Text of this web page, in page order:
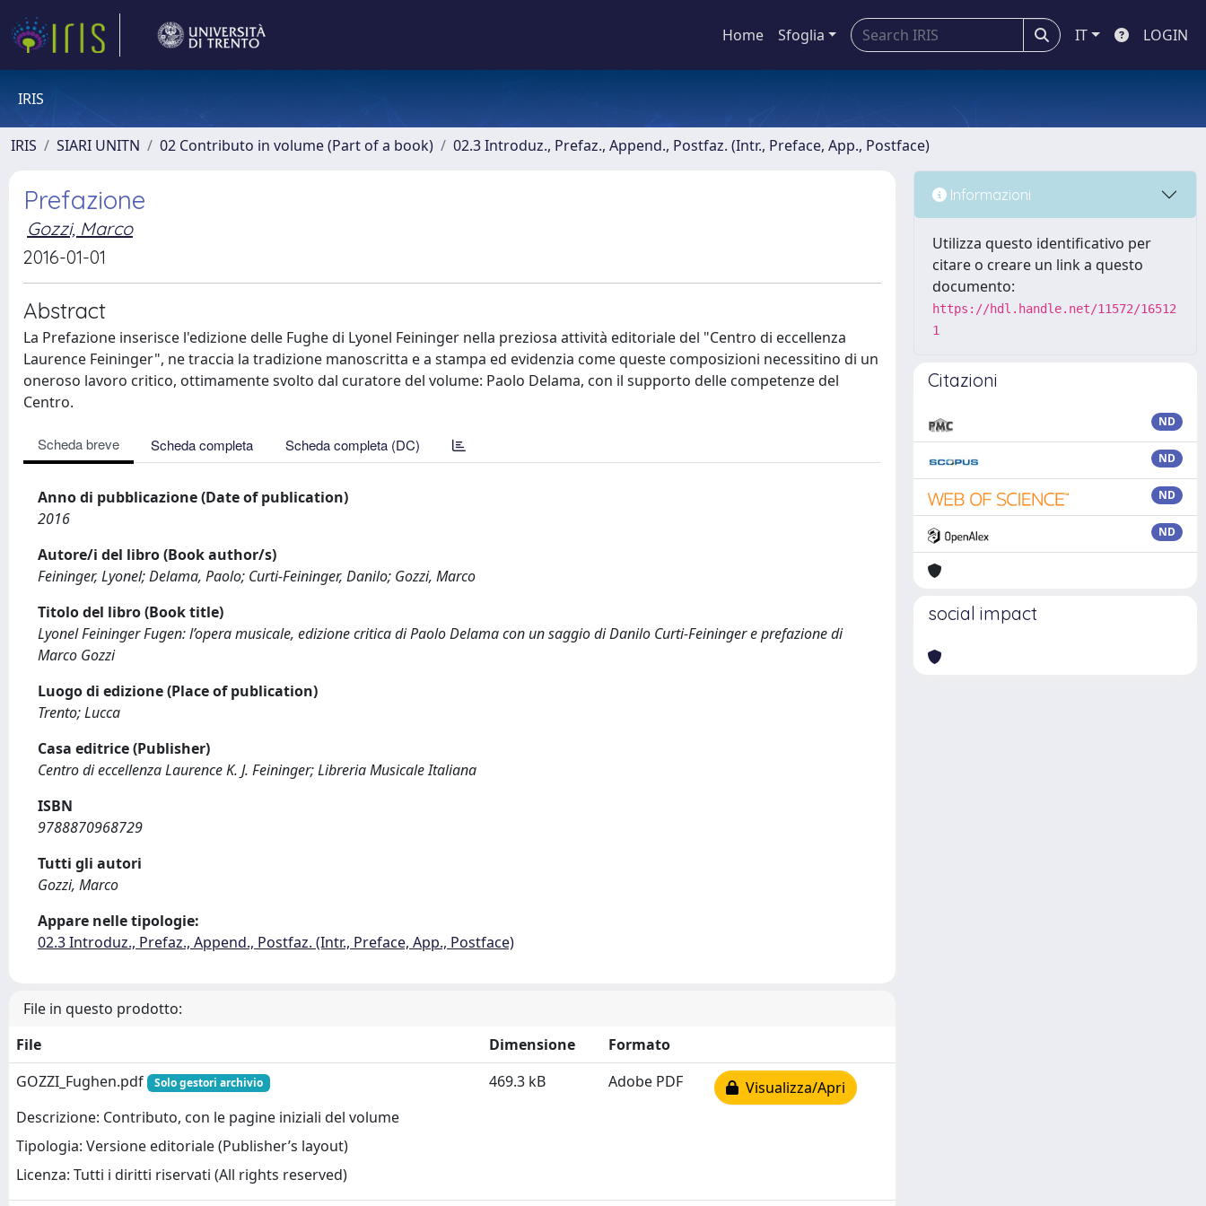
Home Sfoglia IT LOGIN
IRIS
IRIS SIARI UNITN 02 Contributo in volume (Part of a book) 02.3 Introduz., Prefaz., Append., Postfaz. (Intr., Preface, App., Postface)
Prefazione
Gozzi, Marco
2016-01-01
Abstract
La Prefazione inserisce l'edizione delle Fughe di Lyonel Feininger nella preziosa attività editoriale del "Centro di eccellenza
Laurence Feininger", ne traccia la tradizione manoscritta e a stampa ed evidenzia come queste composizioni necessitino di un
oneroso lavoro critico, ottimamente svolto dal curatore del volume: Paolo Delama, con il supporto delle competenze del
Centro.
Scheda breve Scheda completa Scheda completa (DC)
Anno di pubblicazione (Date of publication)
2016
Autore/i del libro (Book author/s)
Feininger, Lyonel; Delama, Paolo; Curti-Feininger, Danilo; Gozzi, Marco
Titolo del libro (Book title)
Lyonel Feininger Fugen: l’opera musicale, edizione critica di Paolo Delama con un saggio di Danilo Curti-Feininger e prefazione di
Marco Gozzi
Luogo di edizione (Place of publication)
Trento; Lucca
Casa editrice (Publisher)
Centro di eccellenza Laurence K. J. Feininger; Libreria Musicale Italiana
ISBN
9788870968729
Tutti gli autori
Gozzi, Marco
Appare nelle tipologie:
02.3 Introduz., Prefaz., Append., Postfaz. (Intr., Preface, App., Postface)
File in questo prodotto:
File
Dimensione
Formato
GOZZI_Fughen.pdf
Solo gestori archivio
Descrizione: Contributo, con le pagine iniziali del volume
Tipologia: Versione editoriale (Publisher’s layout)
Licenza: Tutti i diritti riservati (All rights reserved)
469.3 kB Adobe PDF Visualizza/Apri
Informazioni
Utilizza questo identificativo per
citare o creare un link a questo
documento:
https://hdl.handle.net/11572/16512
1
Citazioni
ND
ND
ND
ND
social impact